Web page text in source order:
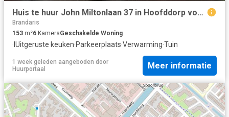
Huis te huur John Miltonlaan 37 in Hoofddorp voor € 2.800
Brandaris
153 m²6 KamersGeschakelde Woning
· IUitgeruste keuken·Parkeerplaats·Verwarming·Tuin
1 week geleden aangeboden door
Huurportaal
Meer informatie